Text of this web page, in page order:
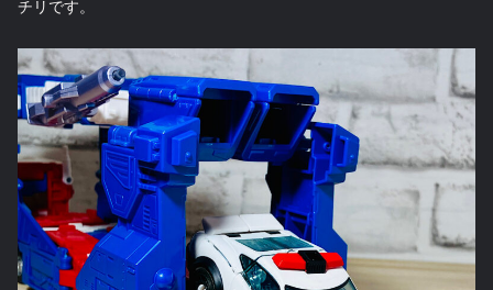
チリです。